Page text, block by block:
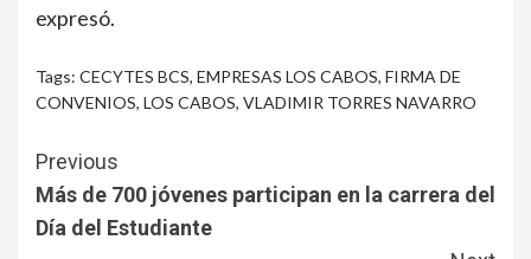
expresó.
Tags: CECYTES BCS, EMPRESAS LOS CABOS, FIRMA DE
CONVENIOS, LOS CABOS, VLADIMIR TORRES NAVARRO
Continue
Reading
Previous
Más de 700 jóvenes participan en la carrera del
Día del Estudiante